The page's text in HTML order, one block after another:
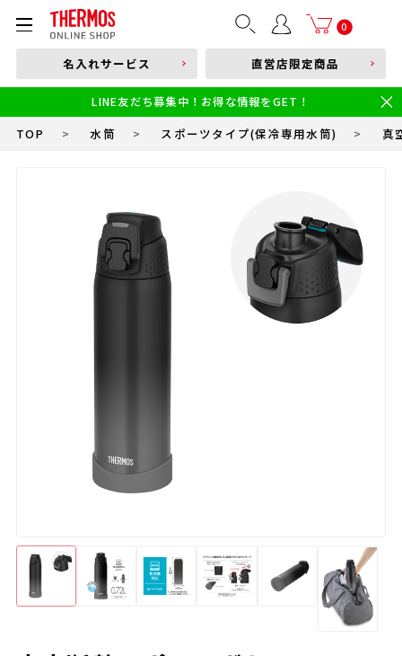
0
部品購入はこちら
本体品番やキーワードを入力
食洗機対応 新製品
幼児・園児向け水筒
小学生 低・中学年向け水筒
小学生 中・高学年向け水筒
名入れサービス 直営店限定商品
LINE友だち募集中！お得な情報をGET！
TOP > 水筒 > スポーツタイプ(保冷専用水筒) > 真